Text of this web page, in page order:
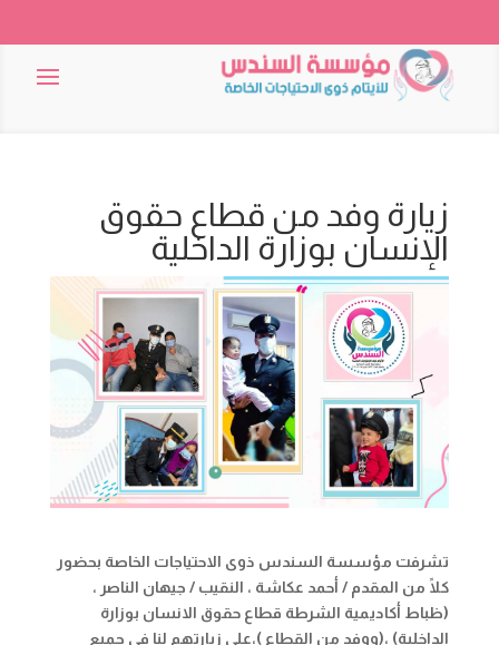
زيارة وفد من قطاع حقوق
الإنسان بوزارة الداخلية
تشرفت مؤسسة السندس ذوى الاحتياجات الخاصة بحضور
كلًا من المقدم / أحمد عكاشة ، النقيب / جيهان الناصر ،
(ظباط أكاديمية الشرطة قطاع حقوق الانسان بوزارة
الداخلية) ،(ووفد من القطاع )،على زيارتهم لنا فى جميع